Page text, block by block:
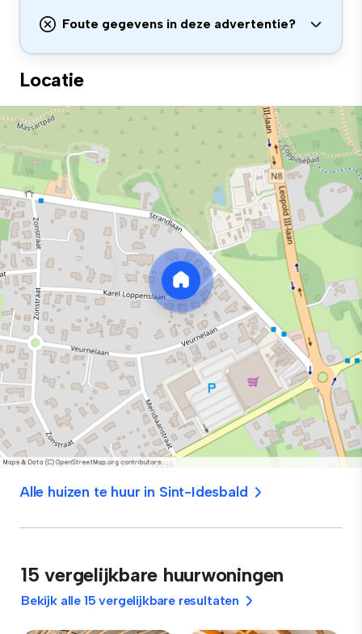
Foute gegevens in deze advertentie?
Locatie
Alle huizen te huur in Sint-Idesbald
15 vergelijkbare huurwoningen
Bekijk alle 15 vergelijkbare resultaten